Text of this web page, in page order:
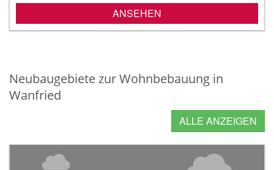
ANSEHEN
Neubaugebiete zur Wohnbebauung in
Wanfried
ALLE ANZEIGEN